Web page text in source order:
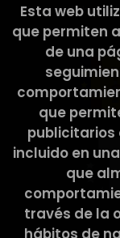
Esta web ha
Esta web
que permiten
de una
que
publicitarios
incluido en
que
través de la
hábitos de